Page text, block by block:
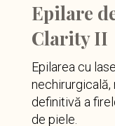
Epilare
Clarity II
Epilarea cu
nechirurgicală,
definitivă a
de piele.